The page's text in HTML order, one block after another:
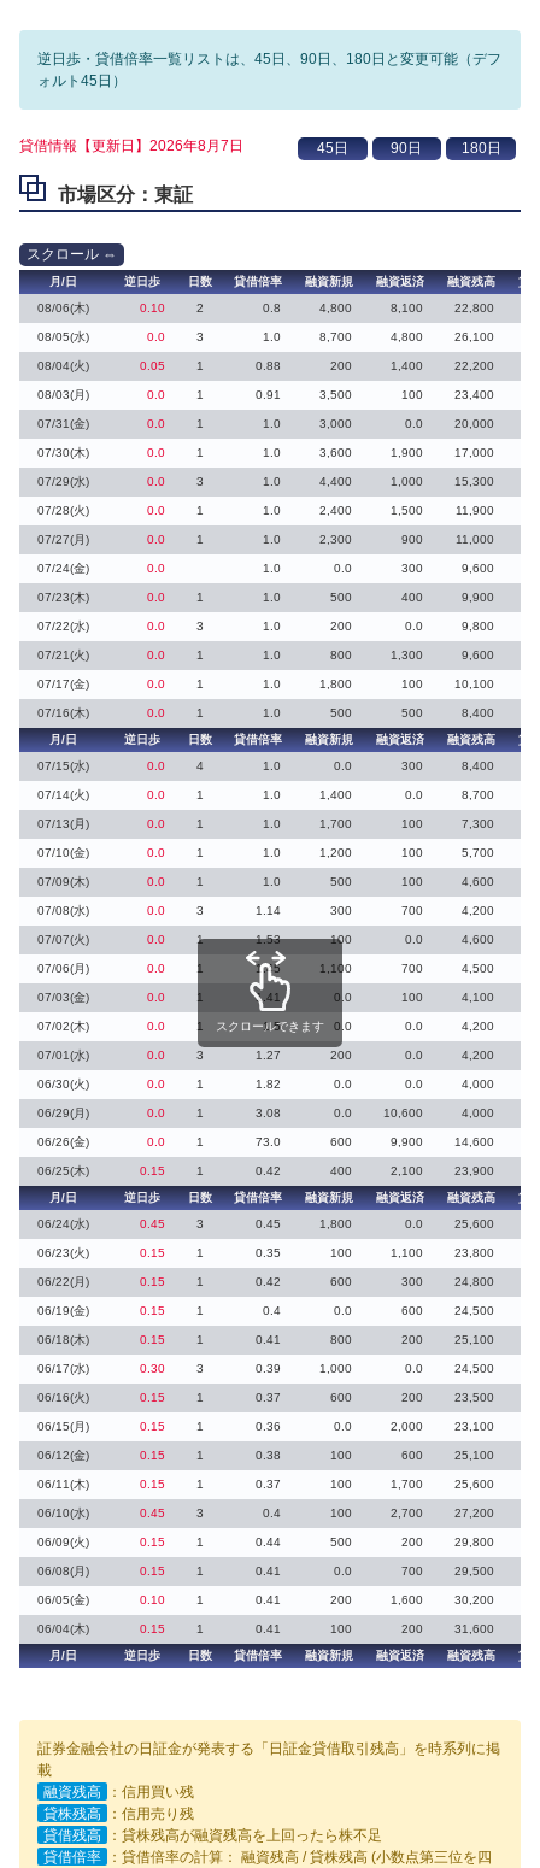
逆日歩・貸借倍率一覧リストは、45日、90日、180日と変更可能（デフ
ォルト45日）
貸借情報【更新日】2026年8月7日
市場区分：東証
月/日 逆日歩 日数 貸借倍率 融資新規 融資返済 融資残高
貸
08/06(木)
0.10 2 0.8 4,800 8,100 22,800
08/05(水) 0.0 3 1.0 8,700 4,800 26,100
08/04(火) 0.05 1 0.88 200 1,400 22,200
08/03(月) 0.0 1 0.91 3,500 100 23,400
07/31(金) 0.0 1 1.0 3,000 0.0 20,000
07/30(木) 0.0 1 1.0 3,600 1,900 17,000
07/29(水) 0.0 3 1.0 4,400 1,000 15,300
07/28(火) 0.0 1 1.0 2,400 1,500 11,900
07/27(月) 0.0 1 1.0 2,300 900 11,000
07/24(金) 0.0 1.0 0.0 300 9,600
07/23(木) 0.0 1 1.0 500 400 9,900
07/22(水) 0.0 3 1.0 200 0.0 9,800
07/21(火) 0.0 1 1.0 800 1,300 9,600
07/17(金) 0.0 1 1.0 1,800 100 10,100
07/16(木) 0.0 1 1.0 500 500
8,400
月/日
逆日歩 日数 貸借倍率 融資新規 融資返済 融資残高
貸
07/15(水)
0.0 4 1.0 0.0 300 8,400
07/14(火) 0.0 1 1.0 1,400 0.0 8,700
07/13(月) 0.0 1 1.0 1,700 100 7,300
07/10(金) 0.0 1 1.0 1,200 100 5,700
07/09(木) 0.0 1 1.0 500 100 4,600
07/08(水) 0.0 3 1.14 300 700 4,200
07/07(火) 0.0 1 1.53 100 0.0 4,600
07/06(月) 0.0 1 1.45 1,100 700 4,500
07/03(金) 0.0 1 1.41 0.0 100 4,100
07/02(木) 0.0 1 1.5 0.0 0.0 4,200
07/01(水) 0.0 3 1.27 200 0.0 4,200
06/30(火) 0.0 1 1.82 0.0 0.0 4,000
06/29(月) 0.0 1 3.08 0.0 10,600 4,000
06/26(金) 0.0 1 73.0 600 9,900 14,600
06/25(木) 0.15 1 0.42 400 2,100
23,900
月/日
逆日歩 日数 貸借倍率 融資新規 融資返済 融資残高
貸
06/24(水)
0.45 3 0.45 1,800 0.0 25,600
06/23(火) 0.15 1 0.35 100 1,100 23,800
06/22(月) 0.15 1 0.42 600 300 24,800
06/19(金) 0.15 1 0.4 0.0 600 24,500
06/18(木) 0.15 1 0.41 800 200 25,100
06/17(水) 0.30 3 0.39 1,000 0.0 24,500
06/16(火) 0.15 1 0.37 600 200 23,500
06/15(月) 0.15 1 0.36 0.0 2,000 23,100
06/12(金) 0.15 1 0.38 100 600 25,100
06/11(木) 0.15 1 0.37 100 1,700 25,600
06/10(水) 0.45 3 0.4 100 2,700 27,200
06/09(火) 0.15 1 0.44 500 200 29,800
06/08(月) 0.15 1 0.41 0.0 700 29,500
06/05(金) 0.10 1 0.41 200 1,600 30,200
06/04(木) 0.15 1 0.41 100 200
31,600
月/日
逆日歩 日数 貸借倍率 融資新規 融資返済 融資残高 貸
スクロールできます
証券金融会社の日証金が発表する「日証金貸借取引残高」を時系列に掲
載
融資残高
：信用買い残
貸株残高
：信用売り残
貸借残高
：貸株残高が融資残高を上回ったら株不足
貸借倍率
：貸借倍率の計算： 融資残高 / 貸株残高 (小数点第三位を四